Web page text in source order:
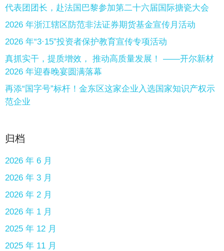
代表团团长，赴法国巴黎参加第二十六届国际搪瓷大会
2026 年浙江辖区防范非法证券期货基金宣传月活动
2026 年“3·15”投资者保护教育宣传专项活动
真抓实干，提质增效， 推动高质量发展！ ——开尔新材
2026 年迎春晚宴圆满落幕
再添“国字号”标杆！金东区这家企业入选国家知识产权示
范企业
归档
2026 年 6 月
2026 年 3 月
2026 年 2 月
2026 年 1 月
2025 年 12 月
2025 年 11 月